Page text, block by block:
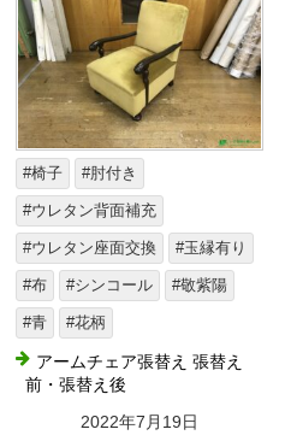
#椅子 #肘付き
#ウレタン背面補充
#ウレタン座面交換 #玉縁有り
#布 #シンコール #敬紫陽
#青 #花柄
アームチェア張替え 張替え
前・張替え後
2022年7月19日